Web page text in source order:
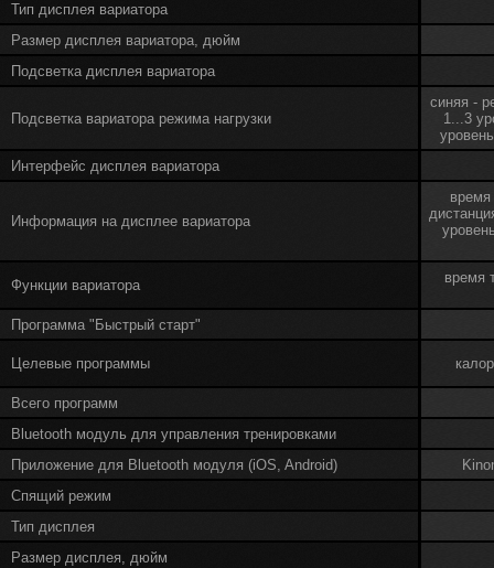
Тип дисплея вариатора
Размер дисплея вариатора, дюйм
Подсветка дисплея вариатора
Подсветка вариатора режима нагрузки
синяя -
1...3
Интерфейс дисплея вариатора
Информация на дисплее вариатора
время
Функции вариатора время
Программа "Быстрый старт"
Целевые программы
Всего программ
Bluetooth модуль для управления тренировками
Приложение для Bluetooth модуля (iOS, Android)
Спящий режим
Тип дисплея
Размер дисплея, дюйм